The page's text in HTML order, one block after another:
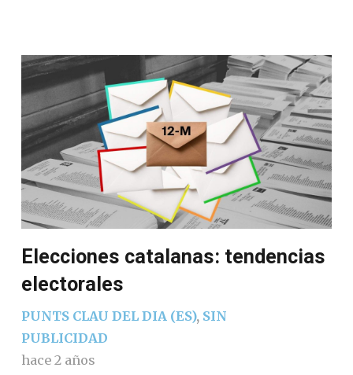
Elecciones catalanas: tendencias
electorales
PUNTS CLAU DEL DIA (ES), SIN
PUBLICIDAD
hace 2 años